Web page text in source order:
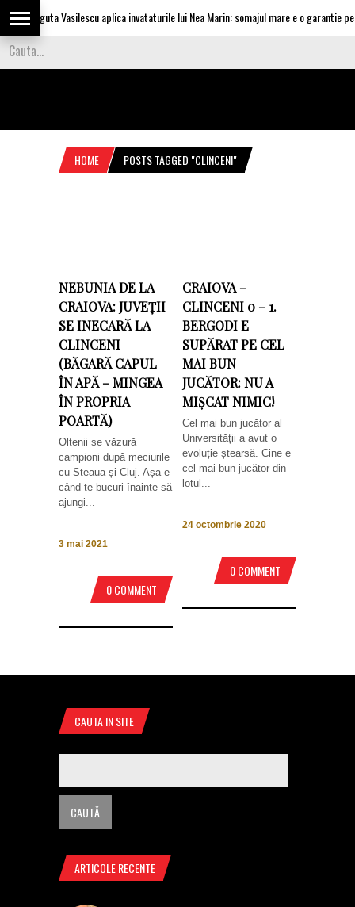
Olguta Vasilescu aplica invataturile lui Nea Marin: somajul mare e o garantie
HOME POSTS TAGGED "CLINCENI"
NEBUNIA DE LA
CRAIOVA: JUVEȚII
SE INECARĂ LA
CLINCENI
(BĂGARĂ CAPUL
ÎN APĂ – MINGEA
ÎN PROPRIA
POARTĂ)
Oltenii se văzură
campioni după meciurile
cu Steaua și Cluj. Așa e
când te bucuri înainte să
ajungi...
3 mai 2021
0 COMMENT
CRAIOVA –
CLINCENI 0 – 1.
BERGODI E
SUPĂRAT PE CEL
MAI BUN
JUCĂTOR: NU A
MIȘCAT NIMIC!
Cel mai bun jucător al
Universității a avut o
evoluție ștearsă. Cine e
cel mai bun jucător din
lotul...
24 octombrie 2020
0 COMMENT
CAUTA IN SITE
ARTICOLE RECENTE